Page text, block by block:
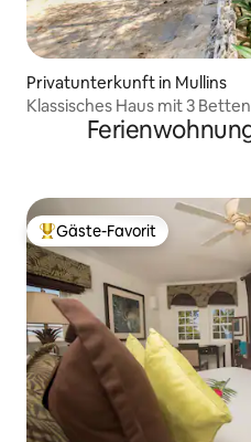
Privatunterkunft in Mullins
Klassisches Haus mit 3
Whitecaps
Beliebter Gäste-Favorit.
Gäste-Favorit